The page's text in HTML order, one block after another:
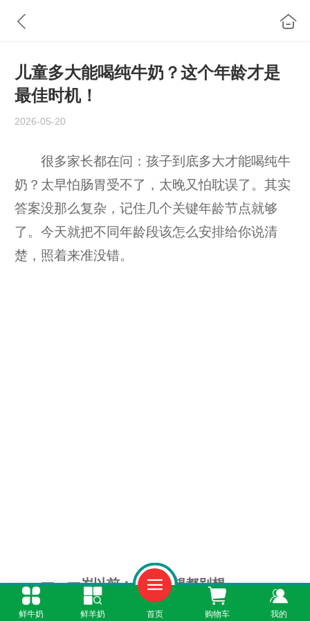
儿童多大能喝纯牛奶？这个年龄才是
最佳时机！
2026-05-20
很多家长都在问：孩子到底多大才能喝纯牛
奶？太早怕肠胃受不了，太晚又怕耽误了。其实
答案没那么复杂，记住几个关键年龄节点就够
了。今天就把不同年龄段该怎么安排给你说清
楚，照着来准没错。
一、一岁以前：纯牛奶想都别想
鲜牛奶 鲜羊奶 首页 购物车 我的